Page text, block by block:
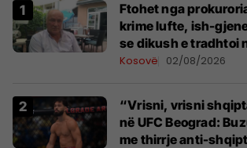
Ftohet nga
krime lufte, ish-
se dikush e tradhtoi
Kosovë 02/08/2026
“Vrisni, vrisni
në UFC Beograd:
me thirrje anti-